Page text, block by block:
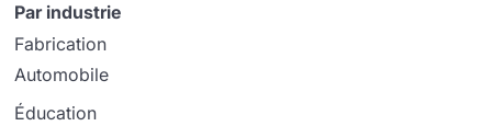
Par industrie
Fabrication
Automobile
Éducation